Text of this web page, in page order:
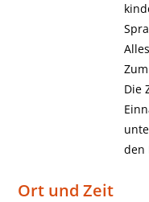
Die
den
Ort und Zeit